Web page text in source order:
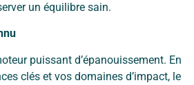
un équilibre sain.
puissant d’épanouissement. En
clés et vos domaines d’impact, le